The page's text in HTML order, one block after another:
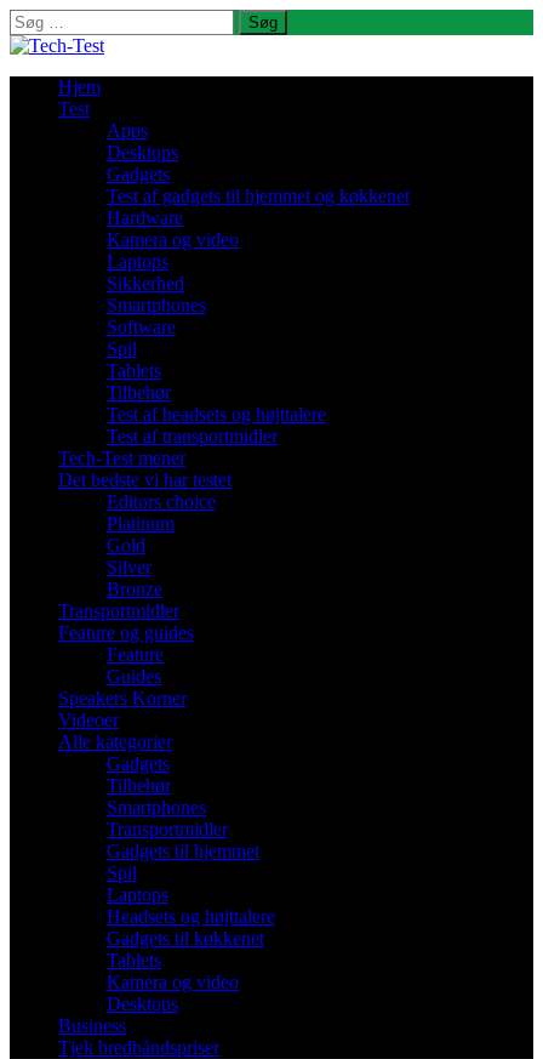
Søg
efter:
Hjem
Test
Apps
Desktops
Gadgets
Test af gadgets til hjemmet og køkkenet
Hardware
Kamera og video
Laptops
Sikkerhed
Smartphones
Software
Spil
Tablets
Tilbehør
Test af headsets og højttalere
Test af transportmidler
Tech-Test mener
Det bedste vi har testet
Editors choice
Platinum
Gold
Silver
Bronze
Transportmidler
Feature og guides
Feature
Guides
Speakers Korner
Videoer
Alle kategorier
Gadgets
Tilbehør
Smartphones
Transportmidler
Gadgets til hjemmet
Spil
Laptops
Headsets og højttalere
Gadgets til køkkenet
Tablets
Kamera og video
Desktops
Business
Tjek bredbåndspriser